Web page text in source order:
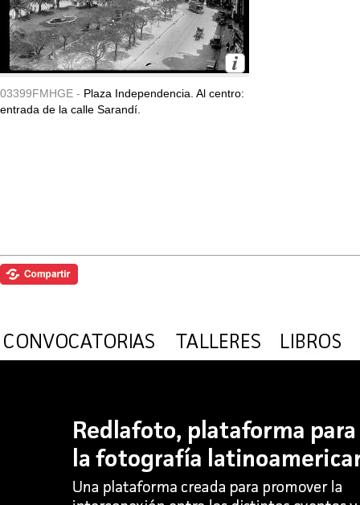
03399FMHGE - Plaza Independencia. Al centro:
entrada de la calle Sarandí.